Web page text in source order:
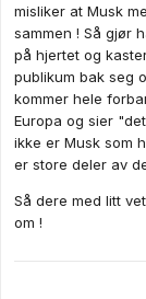
misliker at Musk
sammen ! Så gjør
på hjertet og
publikum bak seg
kommer hele
Europa og sier
ikke er Musk som
er store deler av
Så dere med litt
om !